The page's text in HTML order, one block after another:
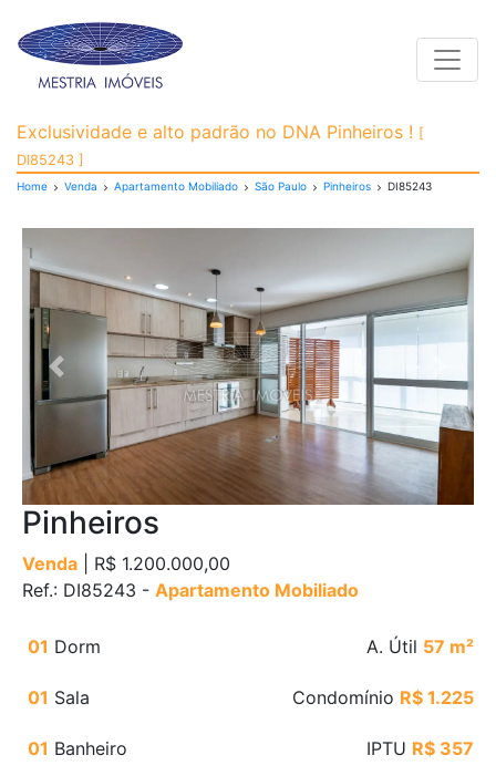
Apartamento
Exclusividade e alto padrão no DNA Pinheiros ! [
DI85243 ]
Home Venda Apartamento Mobiliado São Paulo Pinheiros DI85243
Previous Next
Pinheiros
Venda | R$ 1.200.000,00
Ref.: DI85243 - Apartamento Mobiliado
01 Dorm
01 Sala
01 Banheiro
A. Útil 57 m²
Condomínio R$ 1.225
IPTU R$ 357